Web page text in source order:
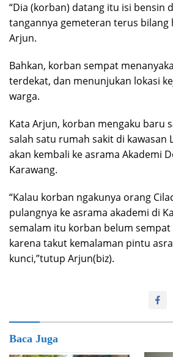
“Dia (korban) datang itu isi bensin
tangannya gemeteran terus bilang
Arjun.
Bahkan, korban sempat
terdekat, dan menunjukan lokasi
warga.
Kata Arjun, korban mengaku baru
salah satu rumah sakit di kawasan
akan kembali ke asrama Akademi
Karawang.
“Kalau korban ngakunya orang
pulangnya ke asrama akademi di
semalam itu korban belum
karena takut kemalaman pintu
kunci,”tutup Arjun(biz).
Baca Juga